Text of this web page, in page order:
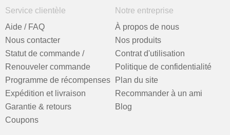
Service clientèle
Aide / FAQ
Nous contacter
Statut de commande /
Renouveler commande
Programme de récompenses
Expédition et livraison
Garantie & retours
Coupons
Notre entreprise
À propos de nous
Nos produits
Contrat d'utilisation
Politique de confidentialité
Plan du site
Recommander à un ami
Blog